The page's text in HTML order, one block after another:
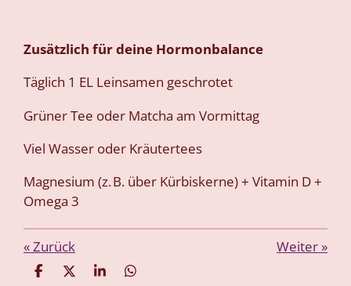
Zusätzlich für deine Hormonbalance
Täglich 1 EL Leinsamen geschrotet
Grüner Tee oder Matcha am Vormittag
Viel Wasser oder Kräutertees
Magnesium (z. B. über Kürbiskerne) + Vitamin D +
Omega 3
«Zurück Weiter»
T
T
T
T